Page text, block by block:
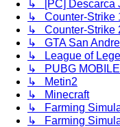
↳ [PC] Descarca
↳ Counter-Strike
↳ Counter-Strike
↳ GTA San
↳ League of
↳ PUBG
↳ Metin2
↳ Minecraft
↳ Farming
↳ Farming